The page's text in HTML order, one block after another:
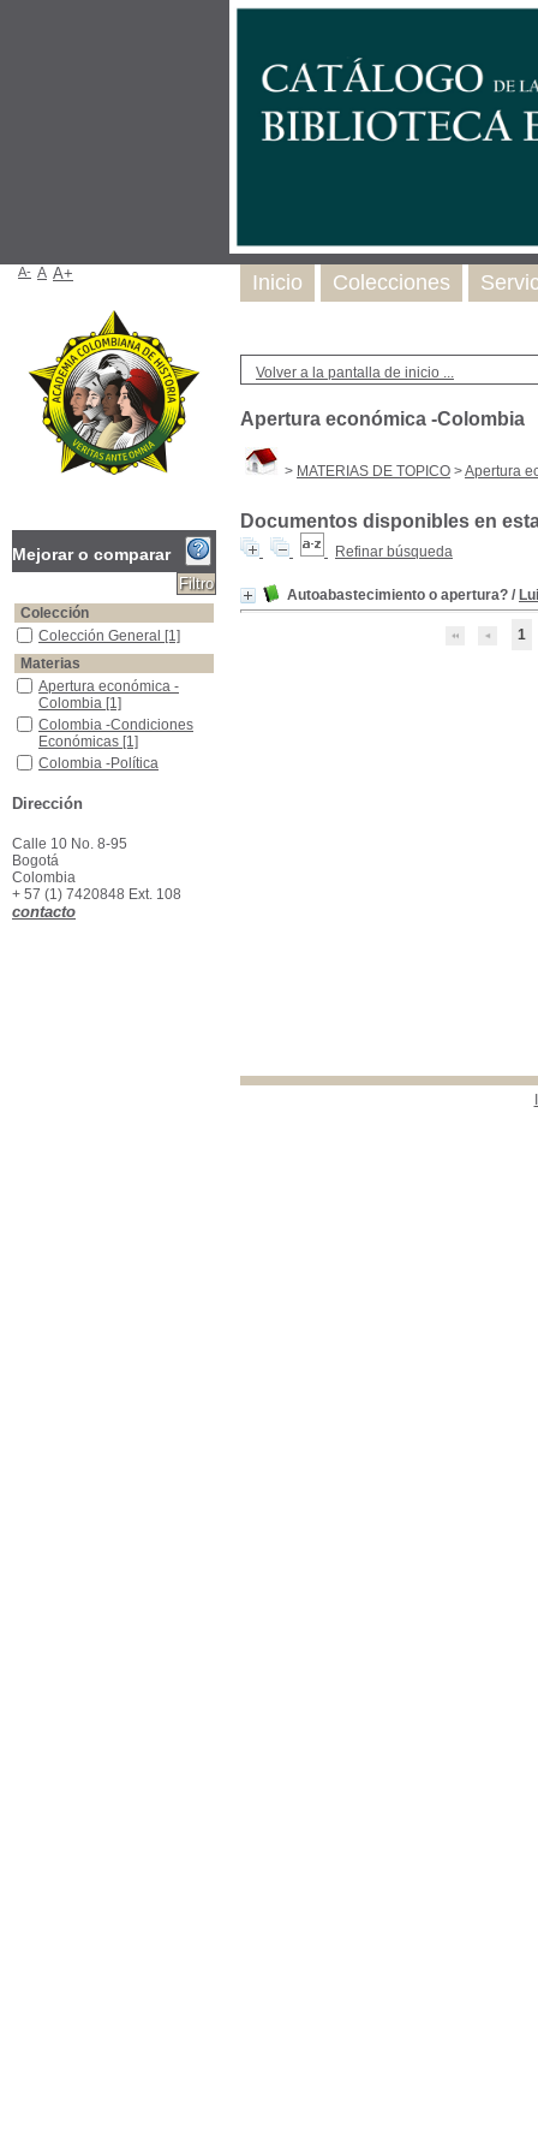
Volver a la pantalla de inicio ...
Apertura económica -Colombia
> MATERIAS DE TOPICO >Apertura
Documentos disponibles en
Refinar búsqueda
Autoabastecimiento o apertura? /
1
Inicio Colecciones
A- A A+
Mejorar o comparar
Colección
Colección General
Colección General [1]
Materias
Apertura económica -Colombia
Apertura económica -
Colombia [1]
Colombia -Condiciones Económicas
Colombia -Condiciones
Económicas [1]
Colombia -Política económica
Colombia -Política
Dirección
Calle 10 No. 8-95
Bogotá
Colombia
+ 57 (1) 7420848 Ext. 108
contacto